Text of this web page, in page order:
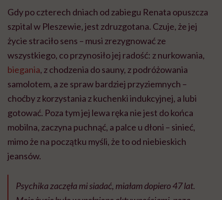
Gdy po czterech dniach od zabiegu Renata opuszcza
szpital w Pleszewie, jest zdruzgotana. Czuje, że jej
życie straciło sens – musi zrezygnować ze
wszystkiego, co przynosiło jej radość: z nurkowania,
biegania, z chodzenia do sauny, z podróżowania
samolotem, a ze spraw bardziej przyziemnych –
choćby z korzystania z kuchenki indukcyjnej, a lubi
gotować. Poza tym jej lewa ręka nie jest do końca
mobilna, zaczyna puchnąć, a palce u dłoni – sinieć,
mimo że na początku myśli, że to od niebieskich
jeansów.
Psychika zaczęła mi siadać, miałam dopiero 47 lat.